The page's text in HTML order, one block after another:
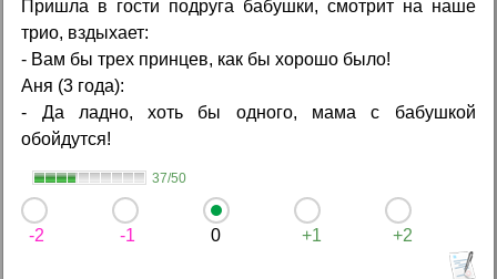
Пришла в гости подруга бабушки, смотрит на наше
трио, вздыхает:
- Вам бы трех принцев, как бы хорошо было!
Аня (3 года):
- Да ладно, хоть бы одного, мама с бабушкой
обойдутся!
37/50
-2 -1 0 +1 +2